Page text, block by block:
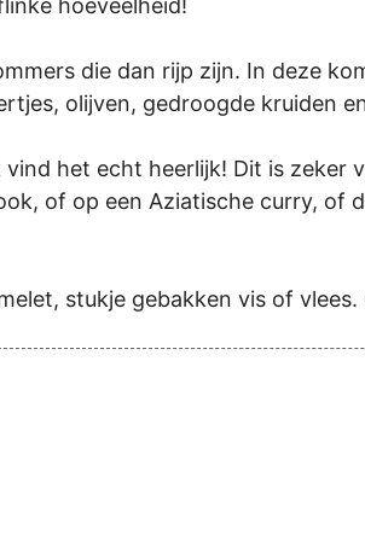
hoeveelheid!
die dan rijp zijn. In deze
olijven, gedroogde kruiden
het echt heerlijk! Dit is zeker
of op een Aziatische curry, of
stukje gebakken vis of